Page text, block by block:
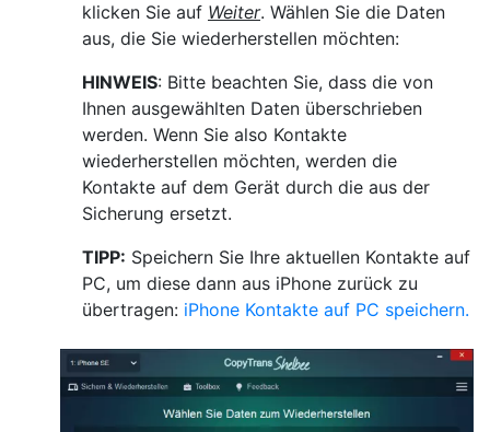
klicken Sie auf Weiter. Wählen Sie die Daten
aus, die Sie wiederherstellen möchten:
HINWEIS: Bitte beachten Sie, dass die von
Ihnen ausgewählten Daten überschrieben
werden. Wenn Sie also Kontakte
wiederherstellen möchten, werden die
Kontakte auf dem Gerät durch die aus der
Sicherung ersetzt.
TIPP: Speichern Sie Ihre aktuellen Kontakte auf
PC, um diese dann aus iPhone zurück zu
übertragen: iPhone Kontakte auf PC speichern.